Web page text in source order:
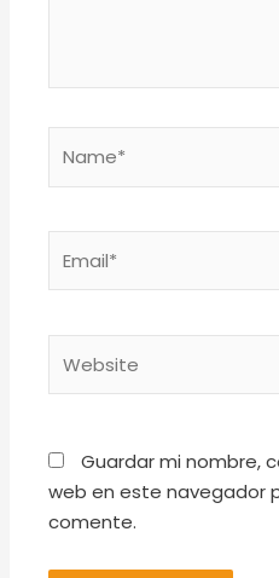
Guardar mi nombre,
web en este navegador
comente.